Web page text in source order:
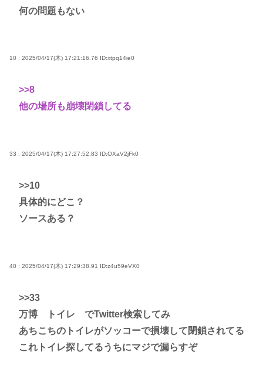
何の問題もない
10 : 2025/04/17(木) 17:21:16.76 ID:xtpq14ie0
>>8
他の場所も崩壊閉鎖してる
33 : 2025/04/17(木) 17:27:52.83 ID:OXaV2jFk0
>>10
具体的にどこ？
ソースある？
40 : 2025/04/17(木) 17:29:38.91 ID:z4u59eVX0
>>33
万博 トイレ でTwitter検索してみ
あちこちのトイレがソッコーで損壊して閉鎖されてる
これトイレ探してるうちにマジで漏らすぞ